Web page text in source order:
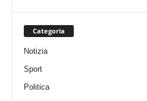
Categoria
Notizia
Sport
Politica